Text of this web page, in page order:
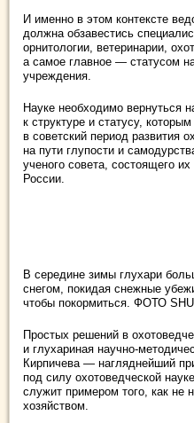
И именно в этом контексте
должна обзавестись
орнитологии, ветеринарии,
а самое главное — статусом
учреждения.
Науке необходимо вернуться
к структуре и статусу,
в советский период развития
на пути глупости и
ученого совета, состоящего
России.
В середине зимы глухари
снегом, покидая снежные
чтобы покормиться. ФОТО
Простых решений в
и глухариная научно-
Кирпичева — нагляднейший
под силу охотоведческой
служит примером того, как не
хозяйством.